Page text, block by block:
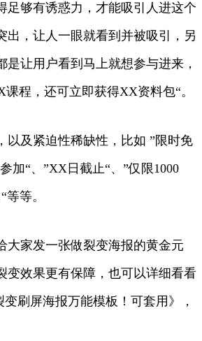
足够有诱惑力，才能吸引人进这个
出，让人一眼就看到并被吸引，另
是让用户看到马上就想参与进来，
程，还可立即获得XX资料包“。
以及紧迫性稀缺性，比如 ”限时免
加“、”XX日截止“、”仅限1000
等。
大家发一张做裂变海报的黄金元
变效果更有保障，也可以详细看看
变刷屏海报万能模板！可套用》，